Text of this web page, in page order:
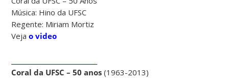
Música: Hino da UFSC
Regente: Miriam Mortiz
Vejao video
Coral da UFSC – 50 anos (1963-2013)